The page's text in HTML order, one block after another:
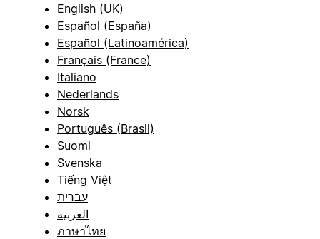
English (UK)
Español (España)
Español (Latinoamérica)
Français (France)
Italiano
Nederlands
Norsk
Português (Brasil)
Suomi
Svenska
Tiếng Việt
עברית
العربية
ภาษาไทย